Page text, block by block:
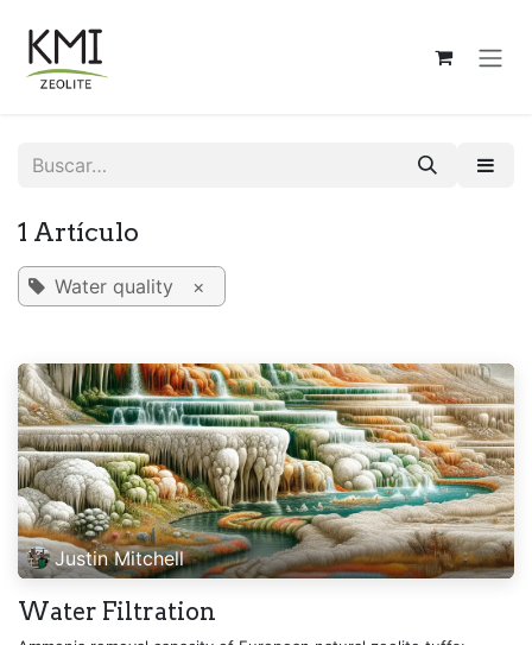
1 Artículo
Water quality ×
Justin Mitchell
Water Filtration